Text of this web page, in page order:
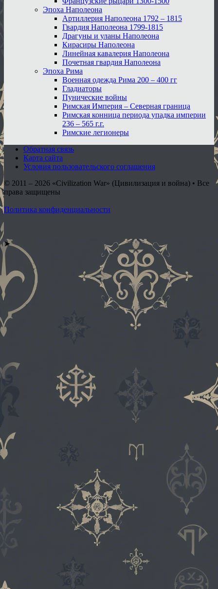
Эпоха Наполеона
Артиллерия Наполеона 1792 – 1815
Гвардия Наполеона 1799-1815
Драгуны и уланы Наполеона
Кирасиры Наполеона
Линейная кавалерия Наполеона
Почетная гвардия Наполеона
Эпоха Рима
Военная одежда Рима 200 – 400 гг
Гладиаторы
Пунические войны
Римская Империя – Северная граница
Римская конница периода упадка империи
236 – 565 г.г.
Римские легионеры
Обратная связь
Карта сайта
Условия пользовательского соглашения
© 2011 – 2026 «Civilization War» (Цивилизация и война) • Все
права защищены
Политика конфиденциальности
➤